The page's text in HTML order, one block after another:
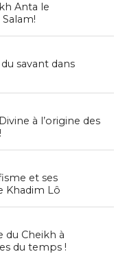
Anta le
du savant dans
à l’origine des
et ses
Khadim Lô
du Cheikh à
du temps !